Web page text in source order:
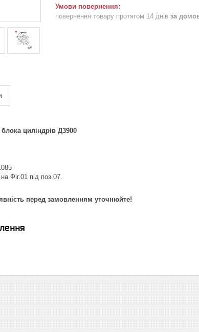
повернення товару протягом 14 днів за
циліндрів Д3900
Фіг.01 під поз.07.
перед замовленням уточнюйте!